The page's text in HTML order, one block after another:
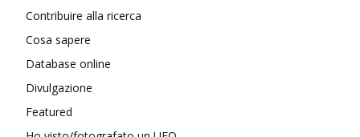
Contribuire alla ricerca
Cosa sapere
Database online
Divulgazione
Featured